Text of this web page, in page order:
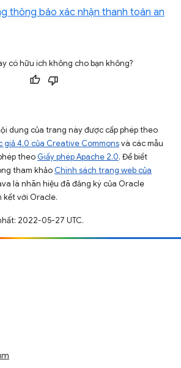
thông báo xác nhận thanh toán an
có hữu ích không cho bạn không?
dung của trang này được cấp phép theo
giả 4.0 của Creative Commonsvà các mẫu
theo Giấy phép Apache 2.0. Để biết
tham khảo Chính sách trang web của
là nhãn hiệu đã đăng ký của Oracle
kết với Oracle.
2022-05-27 UTC.